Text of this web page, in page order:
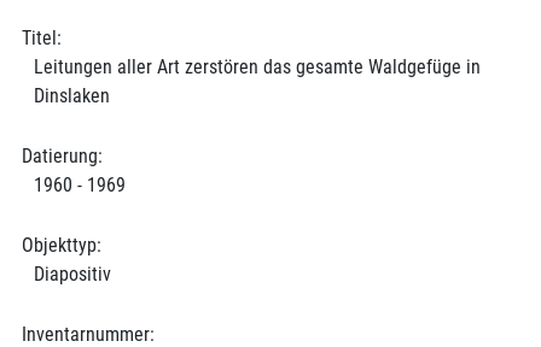
Titel:
Leitungen aller Art zerstören das gesamte Waldgefüge in
Dinslaken
Datierung:
1960 - 1969
Objekttyp:
Diapositiv
Inventarnummer: